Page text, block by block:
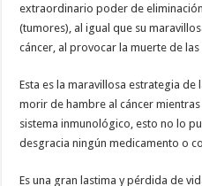
extraordinario poder de
(tumores), al igual que su
cáncer, al provocar la muerte de
Esta es la maravillosa estrategia de
morir de hambre al cáncer mientras
sistema inmunológico, esto no lo
desgracia ningún medicamento o
Es una gran lastima y pérdida de